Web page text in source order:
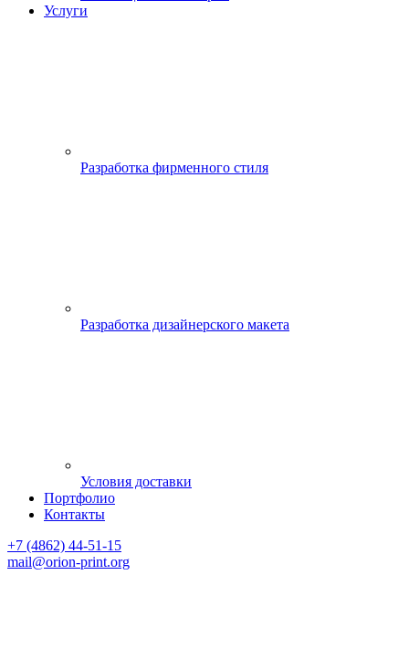
Услуги
Разработка фирменного стиля
Разработка дизайнерского макета
Условия доставки
Портфолио
Контакты
+7 (4862) 44-51-15
mail@orion-print.org